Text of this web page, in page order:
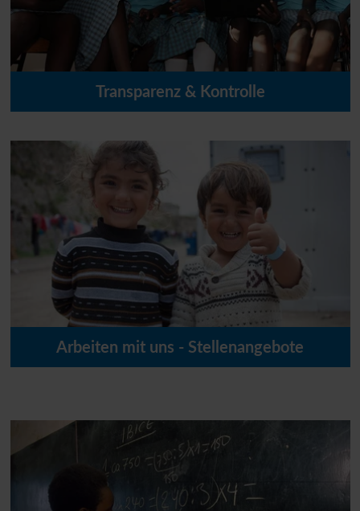
Transparenz & Kontrolle
Deshalb berichten wir über den Weg, den die Spenden
nehmen, sowie über Kosten & Ausgaben.
MEHR ERFAHREN
Arbeiten mit uns - Stellenangebote
Im Zuge unseres dynamischen Wachstums suchen wir
Verstärkung! Hier finden Sie offene Stellen.
JETZT BEWERBEN